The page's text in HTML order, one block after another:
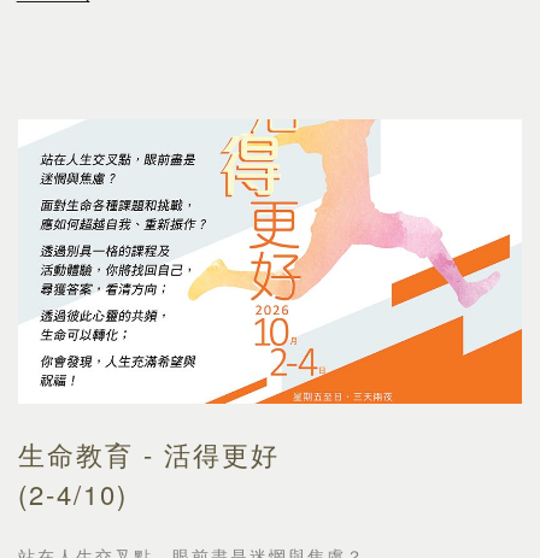
生命教育 - 活得更好
(2-4/10)